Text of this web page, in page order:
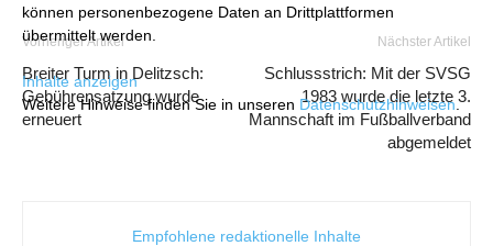
können personenbezogene Daten an Drittplattformen
übermittelt werden.
Inhalte anzeigen
Weitere Hinweise finden Sie in unseren Datenschutzhinweisen.
Vorheriger Artikel
Breiter Turm in Delitzsch:
Gebührensatzung wurde
erneuert
Nächster Artikel
Schlussstrich: Mit der SVSG
1983 wurde die letzte 3.
Mannschaft im Fußballverband
abgemeldet
Empfohlene redaktionelle Inhalte